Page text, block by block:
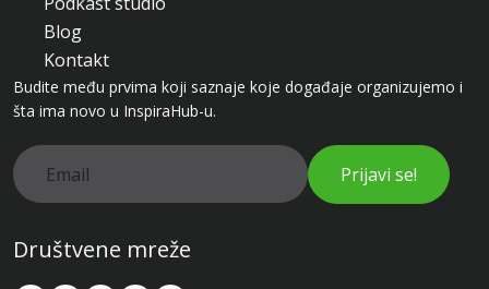
Blog
Kontakt
Budite među prvima koji saznaje koje događaje organizujemo i
šta ima novo u InspiraHub-u.
Prijavi se!
Društvene mreže